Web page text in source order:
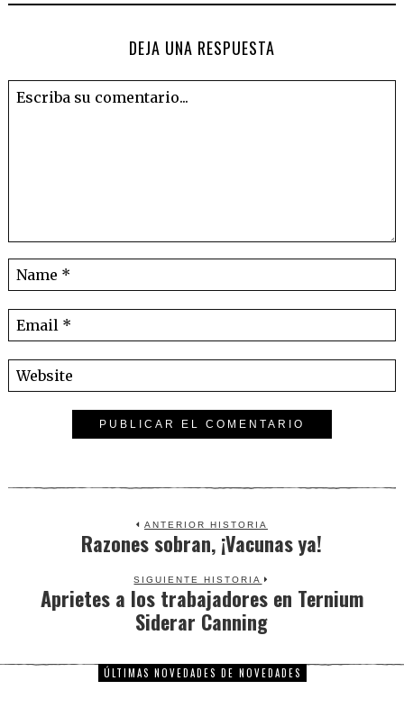
DEJA UNA RESPUESTA
ANTERIOR HISTORIA
Previous
post:
Razones sobran, ¡Vacunas ya!
SIGUIENTE HISTORIA
Next
post:
Aprietes a los trabajadores en Ternium
Siderar Canning
ÚLTIMAS NOVEDADES DE NOVEDADES